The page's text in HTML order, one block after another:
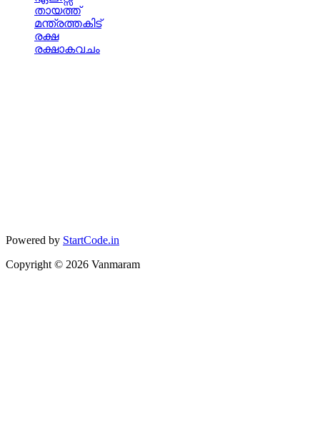
തായത്ത്
മന്ത്രത്തകിട്
രക്ഷ
രക്ഷാകവചം
Powered by StartCode.in
Copyright © 2026 Vanmaram